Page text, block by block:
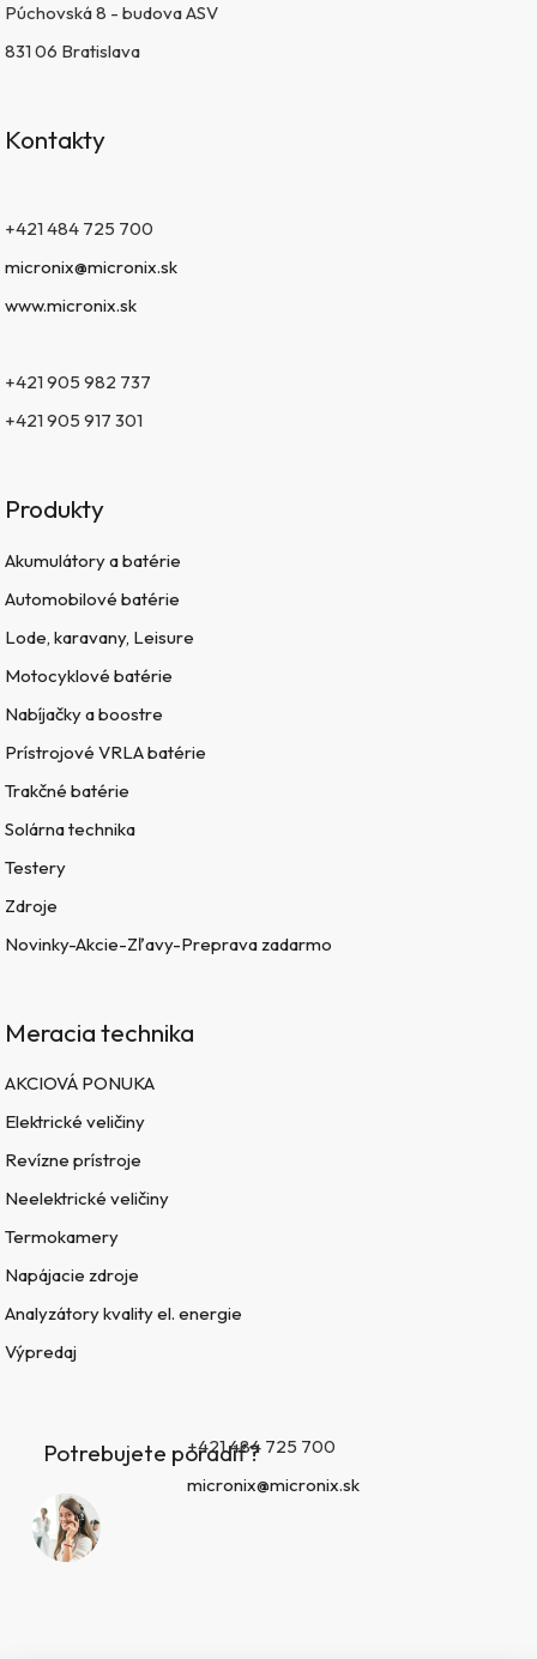
Púchovská 8 - budova ASV
831 06 Bratislava
Kontakty
+421 484 725 700
micronix@micronix.sk
www.micronix.sk
+421 905 982 737
+421 905 917 301
Produkty
Akumulátory a batérie
Automobilové batérie
Lode, karavany, Leisure
Motocyklové batérie
Nabíjačky a boostre
Prístrojové VRLA batérie
Trakčné batérie
Solárna technika
Testery
Zdroje
Novinky-Akcie-Zľavy-Preprava zadarmo
Meracia technika
AKCIOVÁ PONUKA
Elektrické veličiny
Revízne prístroje
Neelektrické veličiny
Termokamery
Napájacie zdroje
Analyzátory kvality el. energie
Výpredaj
Potrebujete poradiť?+421 484 725 700
micronix@micronix.sk